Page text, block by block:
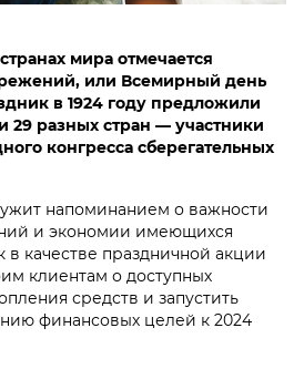
мира отмечается
или Всемирный день
в 1924 году предложили
29 разных стран — участники
конгресса сберегательных
напоминанием о важности
и экономии имеющихся
в качестве праздничной акции
клиентам о доступных
средств и запустить
финансовых целей к 2024